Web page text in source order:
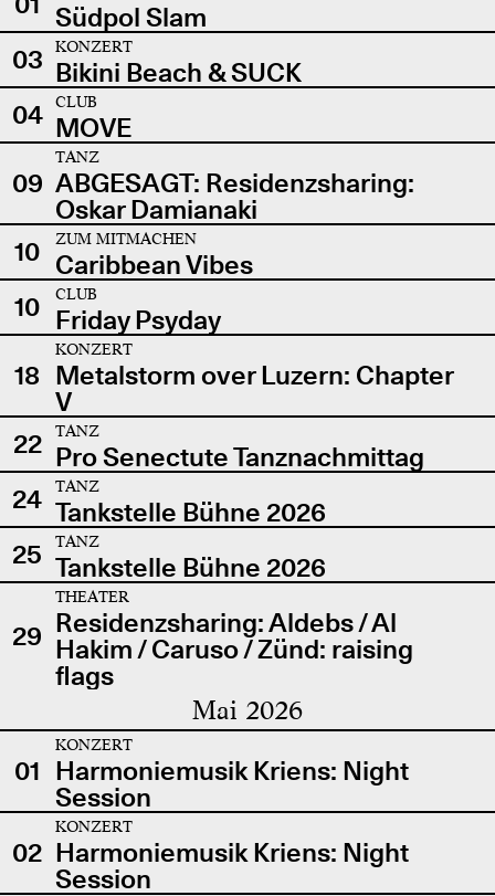
Südpol Slam
03
KONZERT
Bikini Beach & SUCK
04
CLUB
MOVE
09
TANZ
ABGESAGT: Residenzsharing:
Oskar Damianaki
10
ZUM MITMACHEN
Caribbean Vibes
10
CLUB
Friday Psyday
18
KONZERT
Metalstorm over Luzern: Chapter
V
22
TANZ
Pro Senectute Tanznachmittag
24
TANZ
Tankstelle Bühne 2026
25
TANZ
Tankstelle Bühne 2026
29
THEATER
Residenzsharing: Aldebs / Al
Hakim / Caruso / Zünd: raising
flags
Mai 2026
01
KONZERT
Harmoniemusik Kriens: Night
Session
02
KONZERT
Harmoniemusik Kriens: Night
Session